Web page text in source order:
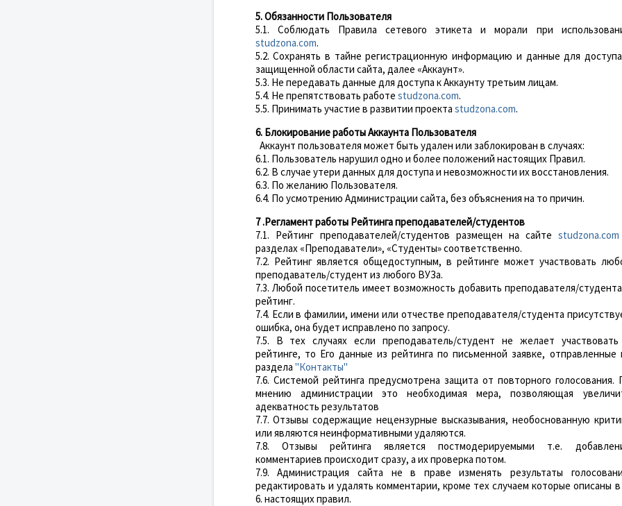
5. Обязанности Пользователя
5.1. Соблюдать Правила сетевого этикета и морали при
studzona.com.
5.2. Сохранять в тайне регистрационную информацию и данные для
защищенной области сайта, далее «Аккаунт».
5.3. Не передавать данные для доступа к Аккаунту третьим лицам.
5.4. Не препятствовать работе studzona.com.
5.5. Принимать участие в развитии проекта studzona.com.
6. Блокирование работы Аккаунта Пользователя
Аккаунт пользователя может быть удален или заблокирован в случаях:
6.1. Пользователь нарушил одно и более положений настоящих Правил.
6.2. В случае утери данных для доступа и невозможности их восстановления.
6.3. По желанию Пользователя.
6.4. По усмотрению Администрации сайта, без объяснения на то причин.
7 .Регламент работы Рейтинга преподавателей/студентов
7.1. Рейтинг преподавателей/студентов размещен на сайте studzona.com
разделах «Преподаватели», «Студенты» соответственно.
7.2. Рейтинг является общедоступным, в рейтинге может участвовать
преподаватель/студент из любого ВУЗа.
7.3. Любой посетитель имеет возможность добавить преподавателя/
рейтинг.
7.4. Если в фамилии, имени или отчестве преподавателя/студента
ошибка, она будет исправлено по запросу.
7.5. В тех случаях если преподаватель/студент не желает
рейтинге, то Его данные из рейтинга по письменной заявке, отправленные
раздела "Контакты"
7.6. Системой рейтинга предусмотрена защита от повторного голосования.
мнению администрации это необходимая мера, позволяющая
адекватность результатов
7.7. Отзывы содержащие нецензурные высказывания, необоснованную
или являются неинформативными удаляются.
7.8. Отзывы рейтинга является постмодерируемыми т.е.
комментариев происходит сразу, а их проверка потом.
7.9. Администрация сайта не в праве изменять результаты
редактировать и удалять комментарии, кроме тех случаем которые описаны в
6. настоящих правил.